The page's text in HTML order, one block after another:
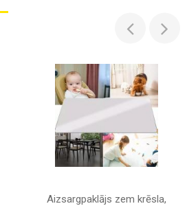
Aizsargpaklājs zem krēsla,